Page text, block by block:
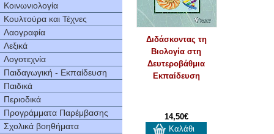
Κοινωνιολογία
Κουλτούρα και Τέχνες
Λαογραφία
Λεξικά
Λογοτεχνία
Παιδαγωγική - Εκπαίδευση
Παιδικά
Περιοδικά
Προγράμματα Παρέμβασης
Σχολικά βοηθήματα
Διδάσκοντας τη
Βιολογία στη
Δευτεροβάθμια
Εκπαίδευση
14,50€
Καλάθι